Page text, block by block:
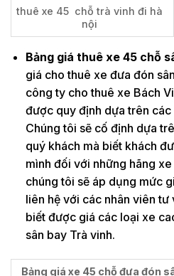
thuê xe 45 chỗ trà vinh đi hà
nội
Bảng giá thuê xe 45 chỗ
giá cho thuê xe đưa đón
công ty cho thuê xe Bách
được quy định dựa trên
Chúng tôi sẽ cố định dựa
quý khách mà biết khách
mình đối với những hãng
chúng tôi sẽ áp dụng mức
liên hệ với các nhân viên tư
biết được giá các loại xe
sân bay Trà vinh.
Bảng giá xe 45 chỗ đưa đón